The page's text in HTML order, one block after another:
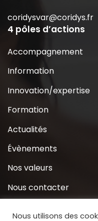
coridysvar@coridys.fr
4 pôles d’actions
Accompagnement
Information
Innovation/expertise
Formation
Actualités
Évènements
Nos valeurs
Nous contacter
Nous utilisons des